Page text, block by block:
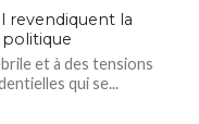
revendiquent la
et à des tensions
qui se...